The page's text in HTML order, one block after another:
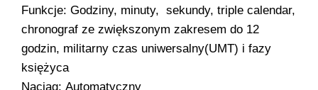
Funkcje: Godziny, minuty, sekundy, triple calendar,
chronograf ze zwiększonym zakresem do 12
godzin, militarny czas uniwersalny(UMT) i fazy
księżyca
Naciąg: Automatyczny